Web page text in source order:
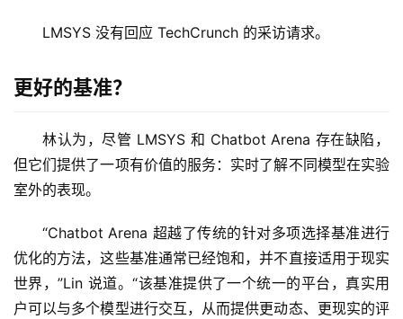
LMSYS 没有回应 TechCrunch 的采访请求。
更好的基准？
林认为，尽管 LMSYS 和 Chatbot Arena 存在缺陷，
但它们提供了一项有价值的服务：实时了解不同模型在实验
室外的表现。
“Chatbot Arena 超越了传统的针对多项选择基准进行
优化的方法，这些基准通常已经饱和，并不直接适用于现实
世界，”Lin 说道。“该基准提供了一个统一的平台，真实用
户可以与多个模型进行交互，从而提供更动态、更现实的评